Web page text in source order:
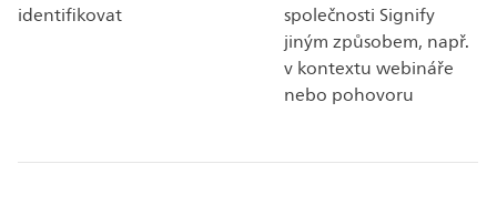
identifikovat
společnosti Signify
jiným způsobem, např.
v kontextu webináře
nebo pohovoru